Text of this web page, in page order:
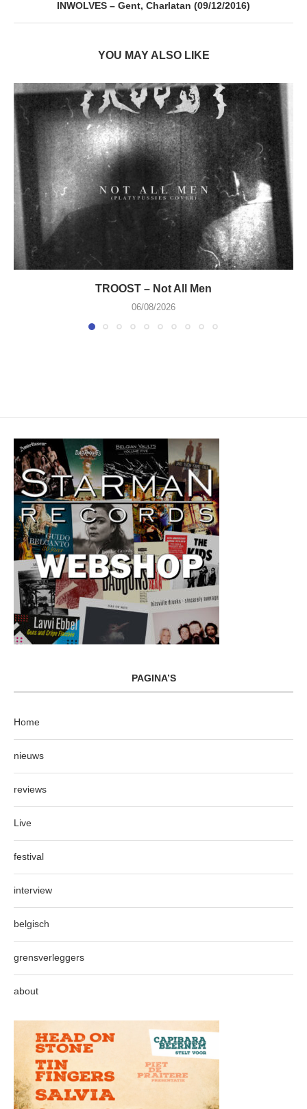
INWOLVES – Gent, Charlatan (09/12/2016)
YOU MAY ALSO LIKE
TROOST – Not All Men
06/08/2026
PAGINA’S
Home
nieuws
reviews
Live
festival
interview
belgisch
grensverleggers
about